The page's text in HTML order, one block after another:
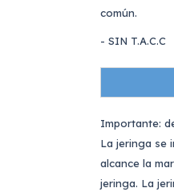
común.
- SIN T.A.C.C
Importante:
La jeringa se
alcance la
jeringa. La